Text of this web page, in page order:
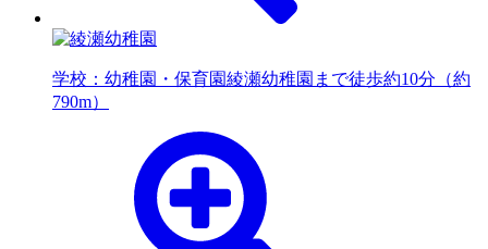
学校：幼稚園・保育園綾瀬幼稚園まで徒歩約10分（約
790m）